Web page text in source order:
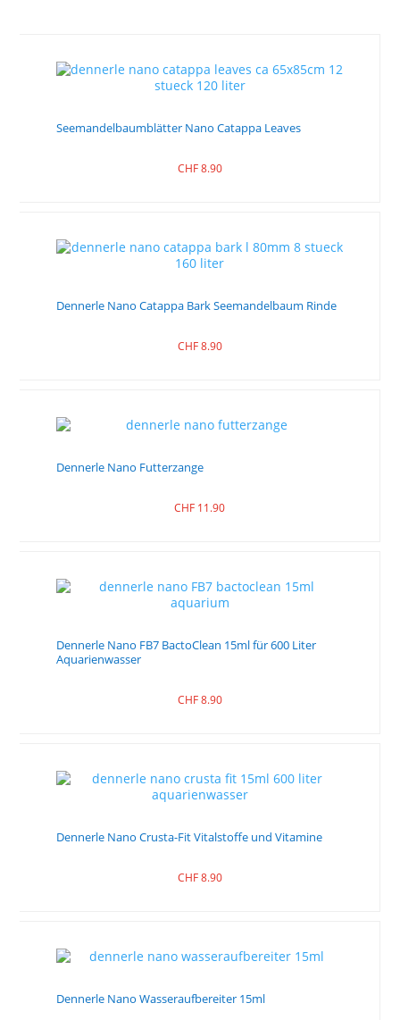
Seemandelbaumblätter Nano Catappa Leaves
CHF8.90
Dennerle Nano Catappa Bark Seemandelbaum Rinde
CHF8.90
Dennerle Nano Futterzange
CHF 11.90
Dennerle Nano FB7 BactoClean 15ml für 600 Liter
Aquarienwasser
CHF8.90
Dennerle Nano Crusta-Fit Vitalstoffe und Vitamine
CHF8.90
Dennerle Nano Wasseraufbereiter 15ml